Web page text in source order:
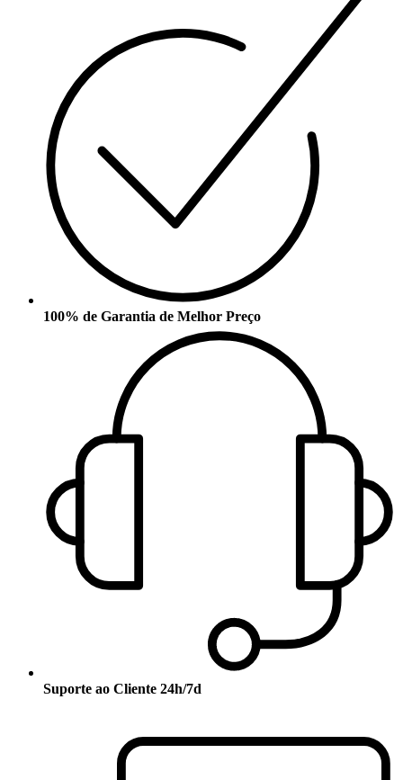
100% de Garantia de Melhor Preço
Suporte ao Cliente 24h/7d